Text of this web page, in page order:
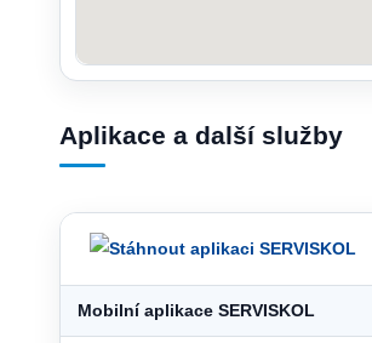
Aplikace a další služby
Mobilní aplikace SERVISKOL